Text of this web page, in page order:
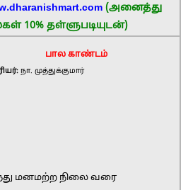
(அனைத்து
10% தள்ளுபடியுடன்)
பால காண்டம்
நா. முத்துக்குமார்